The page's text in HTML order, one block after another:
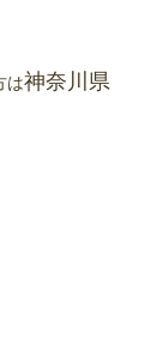
は神奈川県